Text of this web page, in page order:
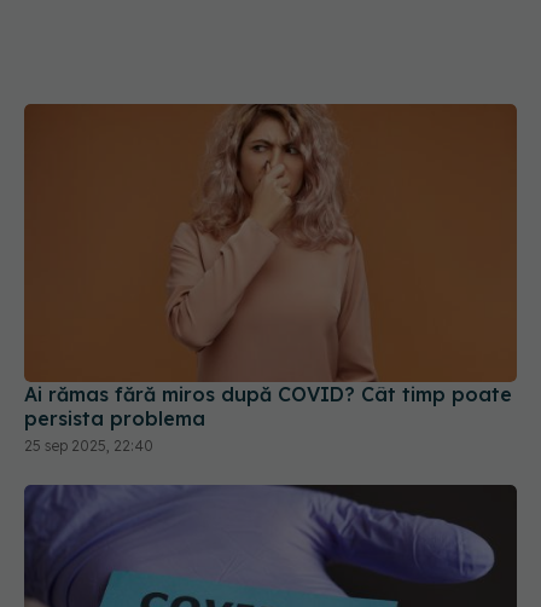
Ai rămas fără miros după COVID? Cât timp poate
25 sep 2025, 22:40